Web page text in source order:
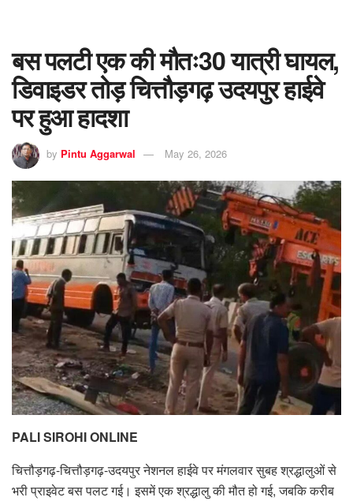
बस पलटी एक की मौतः30 यात्री घायल,
डिवाइडर तोड़ चित्तौड़गढ़ उदयपुर हाईवे
पर हुआ हादशा
by Pintu Aggarwal May 26, 2026
PALI SIROHI ONLINE
चित्तौड़गढ़-चित्तौड़गढ़-उदयपुर नेशनल हाईवे पर मंगलवार सुबह श्रद्धालुओं से
भरी प्राइवेट बस पलट गई। इसमें एक श्रद्धालु की मौत हो गई, जबकि करीब